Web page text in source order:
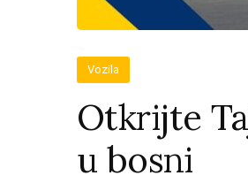
Vozila
Otkrijte
u bosni